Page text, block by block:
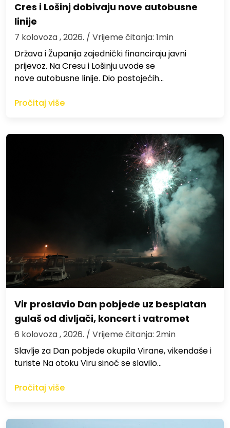
Cres i Lošinj dobivaju nove autobusne
linije
7 kolovoza , 2026. / Vrijeme čitanja: 1min
Država i Županija zajednički financiraju javni
prijevoz. Na Cresu i Lošinju uvode se
nove autobusne linije. Dio postojećih…
Pročitaj više
Vir proslavio Dan pobjede uz besplatan
gulaš od divljači, koncert i vatromet
6 kolovoza , 2026. / Vrijeme čitanja: 2min
Slavlje za Dan pobjede okupila Virane, vikendaše i
turiste Na otoku Viru sinoć se slavilo…
Pročitaj više